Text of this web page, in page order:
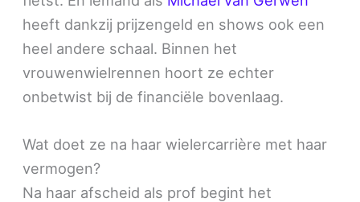
heeft dankzij prijzengeld en shows ook een
heel andere schaal. Binnen het
vrouwenwielrennen hoort ze echter
onbetwist bij de financiële bovenlaag.
Wat doet ze na haar wielercarrière met haar
vermogen?
Na haar afscheid als prof begint het